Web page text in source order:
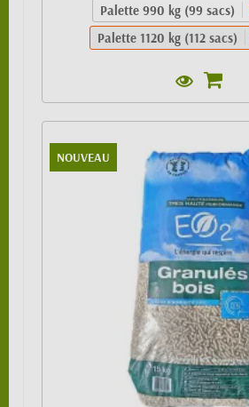
Palette 990 kg (99 sacs)
Palette 1120 kg (112 sacs)
NOUVEAU